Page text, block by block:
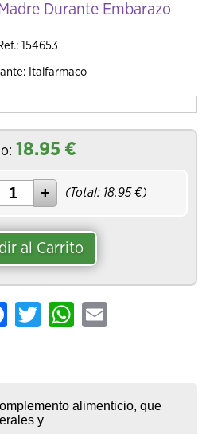
Durante Embarazo
154653
Italfarmaco
18.95 €
(Total: 18.95 €)
al Carrito
FacebookTwitterWhatsApp
Email
alimenticio, que
y